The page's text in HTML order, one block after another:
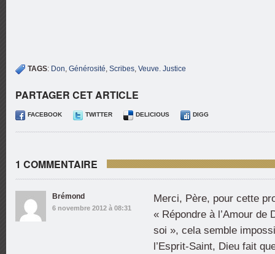
TAGS: Don, Générosité, Scribes, Veuve. Justice
PARTAGER CET ARTICLE
FACEBOOK TWITTER DELICIOUS DIGG
1 COMMENTAIRE
Brémond
6 novembre 2012 à 08:31
Merci, Père, pour cette
« Répondre à l’Amour de
soi », cela semble
l’Esprit-Saint, Dieu fait